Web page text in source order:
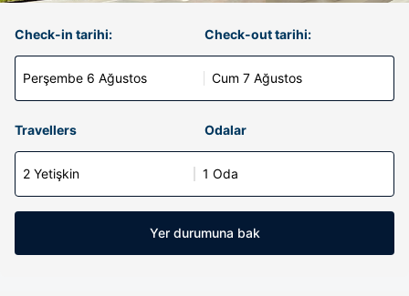
Check-in tarihi:
Perşembe 6 Ağustos
Check-out tarihi:
Cum 7 Ağustos
Travellers Odalar
2 Yetişkin 1 Oda
Yer durumuna bak